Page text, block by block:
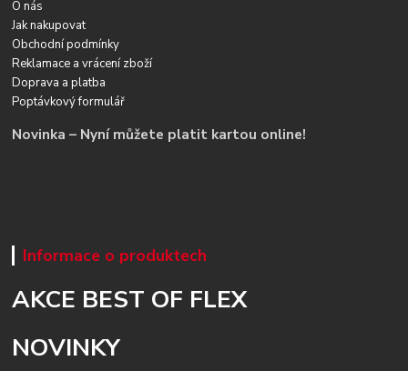
O nás
Jak nakupovat
Obchodní podmínky
Reklamace a vrácení zboží
Doprava a platba
Poptávkový formulář
Novinka – Nyní můžete platit kartou online!
Informace o produktech
AKCE BEST OF FLEX
NOVINKY